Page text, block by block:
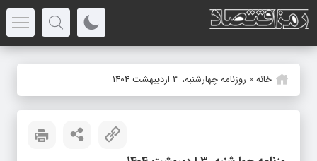
خانه» روزنامه چهارشنبه، 3 اردیبهشت 1404